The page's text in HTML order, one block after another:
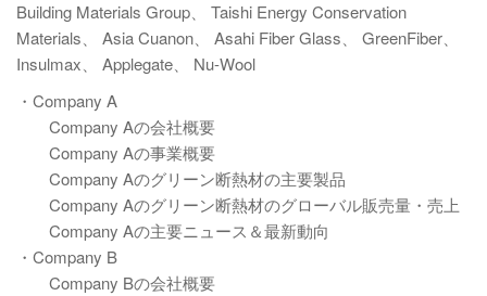
Building Materials Group、 Taishi Energy Conservation
Materials、 Asia Cuanon、 Asahi Fiber Glass、 GreenFiber、
Insulmax、 Applegate、 Nu-Wool
・Company A
Company Aの会社概要
Company Aの事業概要
Company Aのグリーン断熱材の主要製品
Company Aのグリーン断熱材のグローバル販売量・売上
Company Aの主要ニュース＆最新動向
・Company B
Company Bの会社概要